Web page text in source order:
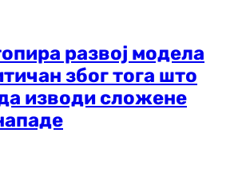
развој модела
због тога што
изводи сложене